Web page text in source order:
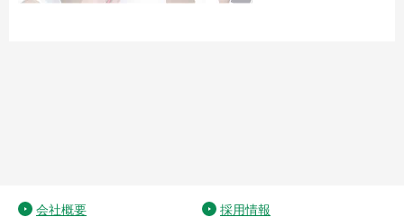
会社概要 採用情報